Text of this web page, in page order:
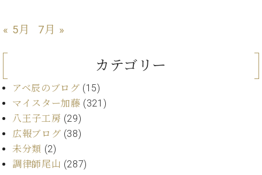
イ
ン
ス
C.
ベ
ヒ
製
ン
前
ベ
シ
ュ
ン
サ
ー
ト
舗・
律
学
大
歓
迎。
ベヒ
シュ
タイ
会
社
案
内
« 5月 7月 »
カテゴリー
アベ辰のブログ (15)
マイスター加藤 (321)
八王子工房 (29)
広報ブログ (38)
未分類 (2)
調律師尾山 (287)